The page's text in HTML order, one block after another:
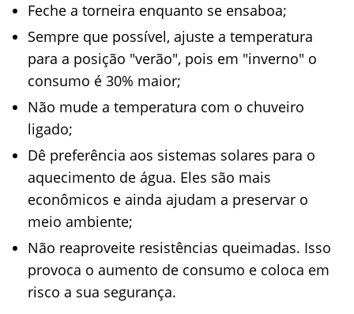
Feche a torneira enquanto se ensaboa;
Sempre que possível, ajuste a temperatura
para a posição "verão", pois em "inverno" o
consumo é 30% maior;
Não mude a temperatura com o chuveiro
ligado;
Dê preferência aos sistemas solares para o
aquecimento de água. Eles são mais
econômicos e ainda ajudam a preservar o
meio ambiente;
Não reaproveite resistências queimadas. Isso
provoca o aumento de consumo e coloca em
risco a sua segurança.